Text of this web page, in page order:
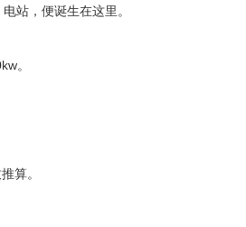
电站，便诞生在这里。
。
算。